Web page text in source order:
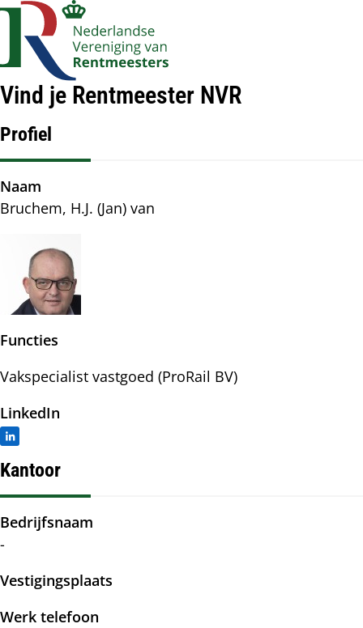
Vind je Rentmeester NVR
Profiel
Naam
Bruchem, H.J. (Jan) van
Afbeelding
Functies
Vakspecialist vastgoed (ProRail BV)
LinkedIn
Kantoor
Bedrijfsnaam
-
Vestigingsplaats
Werk telefoon